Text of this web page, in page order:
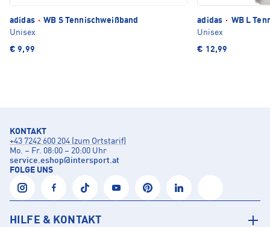
adidas · WB S Tennischweißband
Unisex
€ 9,99
adidas · WB L
Unisex
€ 12,99
KONTAKT
+43 7242 600 204 (zum Ortstarif)
Mo. – Fr. 08:00 – 20:00 Uhr
service.eshop@intersport.at
FOLGE UNS
HILFE & KONTAKT